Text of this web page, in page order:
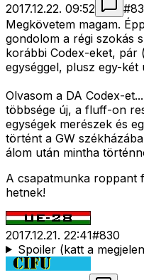
2017.12.22. 09:52 #
Megkövetem magam.
gondolom a régi szokás
korábbi Codex-eket, pár
egységgel, plusz egy-
Olvasom a DA Codex-
többsége új, a fluff-on
egységek merészek és
történt a GW
álom után mintha
A csapatmunka roppant
hetnek!
2017.12.21. 22:41#830
Spoiler (katt a